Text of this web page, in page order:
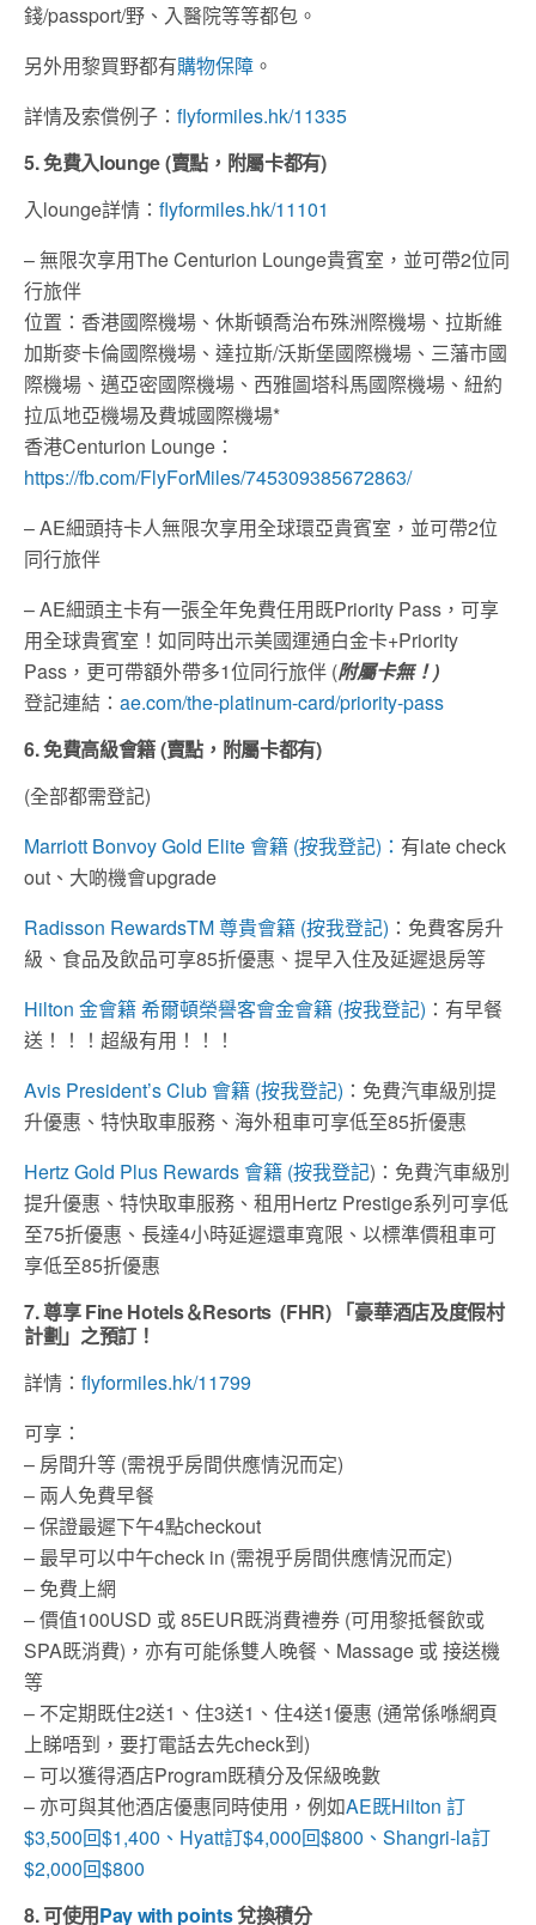
錢/passport/野、入醫院等等都包。
另外用黎買野都有購物保障 。
詳情及索償例子： flyformiles.hk/11335
5. 免費入lounge (賣點，附屬卡都有)
入lounge詳情： flyformiles.hk/11101
– 無限次享用The Centurion Lounge貴賓室，並可帶2位同
行旅伴
位置：香港國際機場、休斯頓喬治布殊洲際機場、拉斯維
加斯麥卡倫國際機場、達拉斯/沃斯堡國際機場、三藩市國
際機場、邁亞密國際機場、西雅圖塔科馬國際機場、紐約
拉瓜地亞機場及費城國際機場*
香港Centurion Lounge：
https://fb.com/FlyForMiles/745309385672863/
– AE細頭持卡人無限次享用全球環亞貴賓室，並可帶2位
同行旅伴
– AE細頭主卡有一張全年免費任用既Priority Pass，可享
用全球貴賓室！如同時出示美國運通白金卡+Priority
Pass，更可帶額外帶多1位同行旅伴 (附屬卡無！)
登記連結： ae.com/the-platinum-card/priority-pass
6. 免費高級會籍(賣點，附屬卡都有)
(全部都需登記)
Marriott Bonvoy Gold Elite 會籍 (按我登記)： 有late check
out、大啲機會upgrade
Radisson RewardsTM 尊貴會籍 (按我登記) ：免費客房升
級、食品及飲品可享85折優惠、提早入住及延遲退房等
Hilton 金會籍 希爾頓榮譽客會金會籍 (按我登記) ：有早餐
送！！！超級有用！！！
Avis President’s Club 會籍 (按我登記) ：免費汽車級別提
升優惠、特快取車服務、海外租車可享低至85折優惠
Hertz Gold Plus Rewards 會籍 (按我登記)：免費汽車級別
提升優惠、特快取車服務、租用Hertz Prestige系列可享低
至75折優惠、長達4小時延遲還車寬限、以標準價租車可
享低至85折優惠
7. 尊享Fine Hotels＆Resorts (FHR) 「豪華酒店及度假村
計劃」之預訂！
詳情： flyformiles.hk/11799
可享：
– 房間升等 (需視乎房間供應情況而定)
– 兩人免費早餐
– 保證最遲下午4點checkout
– 最早可以中午check in (需視乎房間供應情況而定)
– 免費上網
– 價值100USD 或 85EUR既消費禮券 (可用黎抵餐飲或
SPA既消費)，亦有可能係雙人晚餐、Massage 或 接送機
等
– 不定期既住2送1、住3送1、住4送1優惠 (通常係喺網頁
上睇唔到，要打電話去先check到)
– 可以獲得酒店Program既積分及保級晚數
– 亦可與其他酒店優惠同時使用，例如AE既Hilton 訂
$3,500回$1,400、Hyatt訂$4,000回$800、Shangri-la訂
$2,000回$800
8. 可使用Pay with points兌換積分